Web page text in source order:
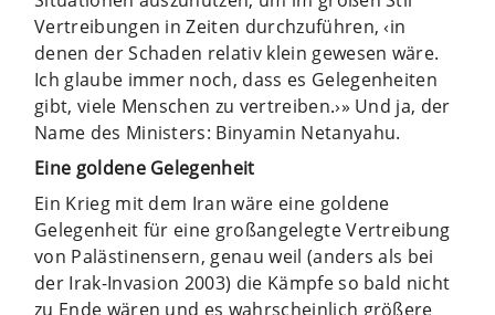
Vertreibungen in Zeiten durchzuführen, ‹in
denen der Schaden relativ klein gewesen wäre.
Ich glaube immer noch, dass es Gelegenheiten
gibt, viele Menschen zu vertreiben.›» Und ja, der
Name des Ministers: Binyamin Netanyahu.
Eine goldene Gelegenheit
Ein Krieg mit dem Iran wäre eine goldene
Gelegenheit für eine großangelegte Vertreibung
von Palästinensern, genau weil (anders als bei
der Irak-Invasion 2003) die Kämpfe so bald nicht
zu Ende wären und es wahrscheinlich größere